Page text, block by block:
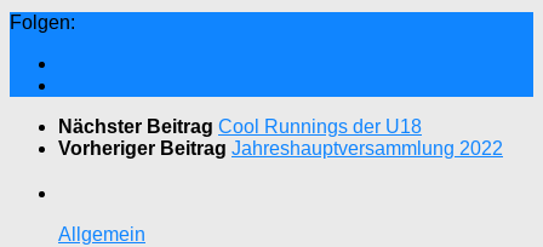
Folgen:
Nächster Beitrag Cool Runnings der U18
Vorheriger Beitrag Jahreshauptversammlung 2022
Allgemein